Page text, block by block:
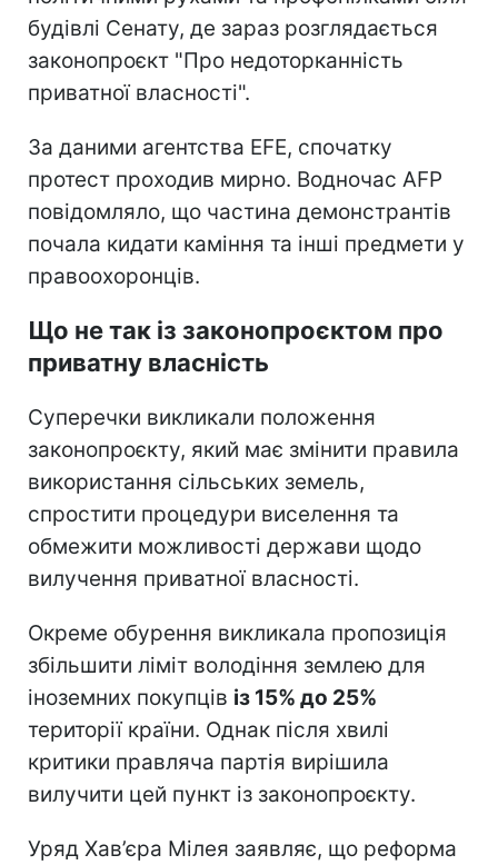
будівлі Сенату, де зараз розглядається
законопроєкт "Про недоторканність
приватної власності".
За даними агентства EFE, спочатку
протест проходив мирно. Водночас AFP
повідомляло, що частина демонстрантів
почала кидати каміння та інші предмети у
правоохоронців.
Що не так із законопроєктом про
приватну власність
Суперечки викликали положення
законопроєкту, який має змінити правила
використання сільських земель,
спростити процедури виселення та
обмежити можливості держави щодо
вилучення приватної власності.
Окреме обурення викликала пропозиція
збільшити ліміт володіння землею для
іноземних покупців із 15% до 25%
території країни. Однак після хвилі
критики правляча партія вирішила
вилучити цей пункт із законопроєкту.
Уряд Хав’єра Мілея заявляє, що реформа